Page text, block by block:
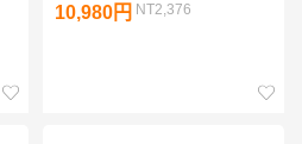
インチ 本体 タブレットpc wi-fi
タブレット端末 Wi-Fiモデル 子
10,980円 NT2,376